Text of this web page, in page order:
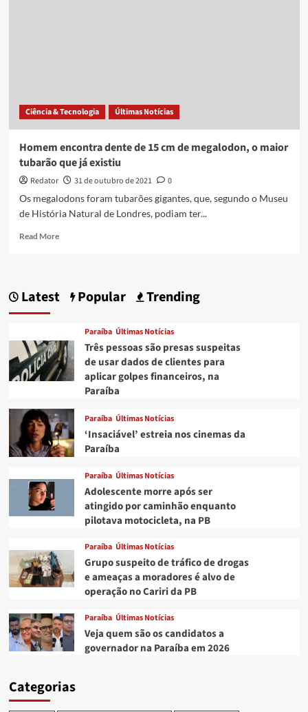
Ciência & Tecnologia Últimas Notícias
Homem encontra dente de 15 cm de megalodon, o maior
tubarão que já existiu
Redator 31 de outubro de 2021
0
Os megalodons foram tubarões gigantes, que, segundo o Museu
de História Natural de Londres, podiam ter...
Read MoreRead
dente
cm
de
megalodon,
o
que
já
existiu
Latest Popular Trending
Paraíba Últimas Notícias
Três pessoas são presas suspeitas
de usar dados de clientes para
aplicar golpes financeiros, na
Paraíba
Paraíba Últimas Notícias
‘Insaciável’ estreia nos cinemas da
Paraíba
Paraíba Últimas Notícias
Adolescente morre após ser
atingido por caminhão enquanto
pilotava motocicleta, na PB
Paraíba Últimas Notícias
Grupo suspeito de tráfico de drogas
e ameaças a moradores é alvo de
operação no Cariri da PB
Paraíba Últimas Notícias
Veja quem são os candidatos a
governador na Paraíba em 2026
Categorias